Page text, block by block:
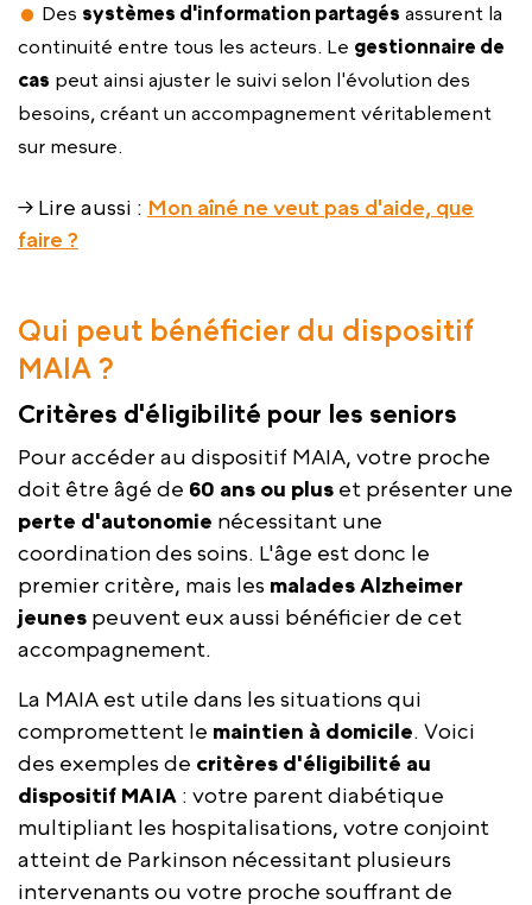
Des systèmes d'information partagés assurent la
continuité entre tous les acteurs. Le gestionnaire de
cas peut ainsi ajuster le suivi selon l'évolution des
besoins, créant un accompagnement véritablement
sur mesure.
→ Lire aussi : Mon aîné ne veut pas d'aide, que
faire ?
Qui peut bénéficier du dispositif
MAIA ?
Critères d'éligibilité pour les seniors
Pour accéder au dispositif MAIA, votre proche
doit être âgé de 60 ans ou plus et présenter une
perte d'autonomie nécessitant une
coordination des soins. L'âge est donc le
premier critère, mais les malades Alzheimer
jeunes peuvent eux aussi bénéficier de cet
accompagnement.
La MAIA est utile dans les situations qui
compromettent le maintien à domicile. Voici
des exemples de critères d'éligibilité au
dispositif MAIA : votre parent diabétique
multipliant les hospitalisations, votre conjoint
atteint de Parkinson nécessitant plusieurs
intervenants ou votre proche souffrant de